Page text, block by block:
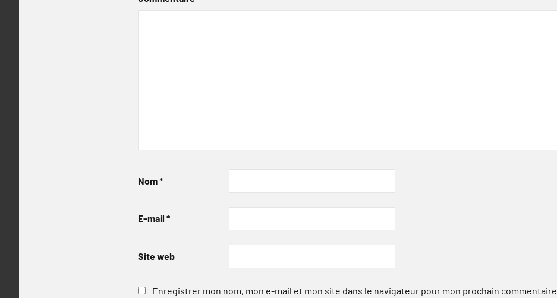
Nom*
E-mail *
Site web
Enregistrer mon nom, mon e-mail et mon site dans le navigateur pour mon prochain commentaire.